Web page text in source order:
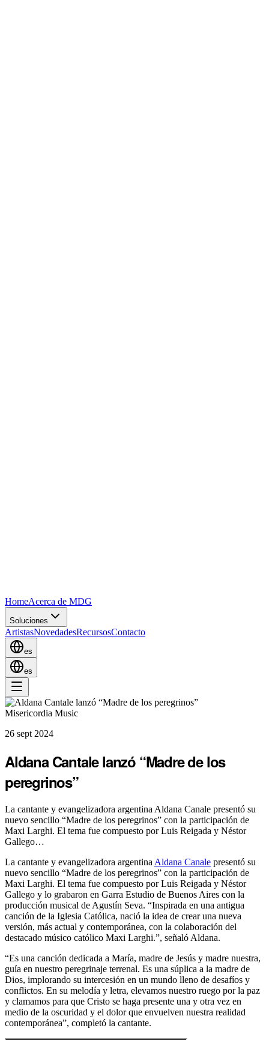
HomeAcerca de MDG
Soluciones
ArtistasNovedadesRecursosContacto
es
es
Misericordia Music
26 sept 2024
Aldana Cantale lanzó “Madre de los
peregrinos”
La cantante y evangelizadora argentina Aldana Canale presentó su
nuevo sencillo “Madre de los peregrinos” con la participación de
Maxi Larghi. El tema fue compuesto por Luis Reigada y Néstor
Gallego…
La cantante y evangelizadora argentina Aldana Canale presentó su
nuevo sencillo “Madre de los peregrinos” con la participación de
Maxi Larghi. El tema fue compuesto por Luis Reigada y Néstor
Gallego y lo grabaron en Garra Estudio de Buenos Aires con la
producción musical de Agustín Seva. “Inspirada en una antigua
canción de la Iglesia Católica, nació la idea de crear una nueva
versión, más actual y contemporánea, con la colaboración del
destacado músico católico Maxi Larghi.”, señaló Aldana.
“Es una canción dedicada a María, madre de Jesús y madre nuestra,
guía en nuestro peregrinaje terrenal. Es una súplica a la madre de
Dios, implorando su intercesión en un mundo lleno de desafíos y
conflictos. En su melodía y letra, elevamos nuestro ruego por la paz
y clamamos para que Cristo se haga presente una y otra vez en
medio de la oscuridad y el dolor que envuelven nuestra realidad
contemporánea”, completó la cantante.